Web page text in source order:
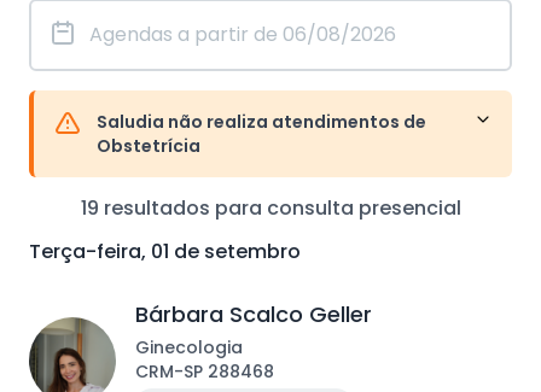
Saludia não realiza atendimentos de
Obstetrícia
19 resultados para consulta presencial
Terça-feira, 01 de setembro
Bárbara Scalco Geller
Ginecologia
CRM-SP 288468